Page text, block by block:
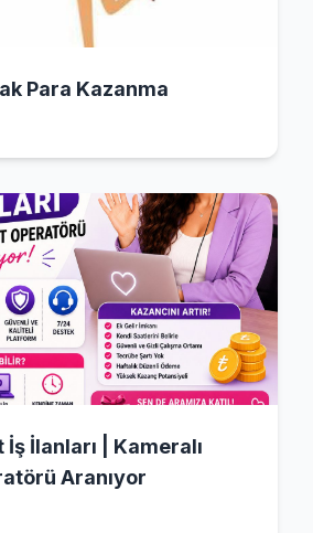
Para Kazanma
İş İlanları | Kameralı
Aranıyor